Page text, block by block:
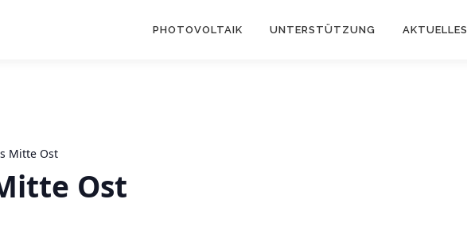
PHOTOVOLTAIK UNTERSTÜTZUNG AKTUELLES
Mitte Ost
Ost